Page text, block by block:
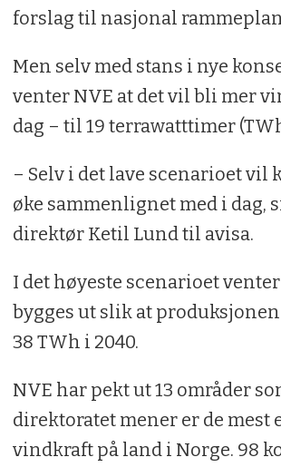
forslag til nasjonal
Men selv med stans i nye
venter NVE at det vil bli mer
dag – til 19 terrawatttimer
– Selv i det lave scenarioet vil
øke sammenlignet med i dag,
direktør Ketil Lund til avisa.
I det høyeste scenarioet
bygges ut slik at
38 TWh i 2040.
NVE har pekt ut 13 områder
direktoratet mener er de mest
vindkraft på land i Norge. 98